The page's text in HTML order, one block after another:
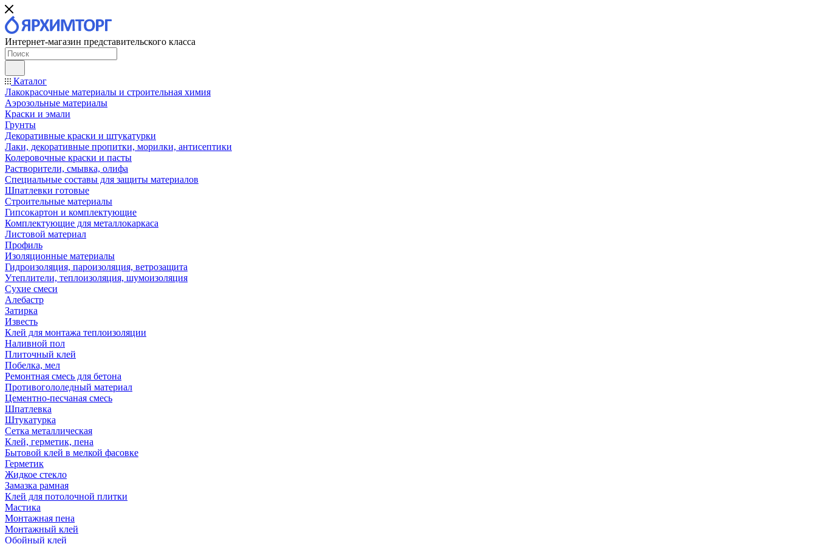
Интернет-магазин представительского класса
Каталог
Лакокрасочные материалы и строительная химия
Аэрозольные материалы
Краски и эмали
Грунты
Декоративные краски и штукатурки
Лаки, декоративные пропитки, морилки, антисептики
Колеровочные краски и пасты
Растворители, смывка, олифа
Специальные составы для защиты материалов
Шпатлевки готовые
Строительные материалы
Гипсокартон и комплектующие
Комплектующие для металлокаркаса
Листовой материал
Профиль
Изоляционные материалы
Гидроизоляция, пароизоляция, ветрозащита
Утеплители, теплоизоляция, шумоизоляция
Сухие смеси
Алебастр
Затирка
Известь
Клей для монтажа теплоизоляции
Наливной пол
Плиточный клей
Побелка, мел
Ремонтная смесь для бетона
Противогололедный материал
Цементно-песчаная смесь
Шпатлевка
Штукатурка
Сетка металлическая
Клей, герметик, пена
Бытовой клей в мелкой фасовке
Герметик
Жидкое стекло
Замазка рамная
Клей для потолочной плитки
Мастика
Монтажная пена
Монтажный клей
Обойный клей